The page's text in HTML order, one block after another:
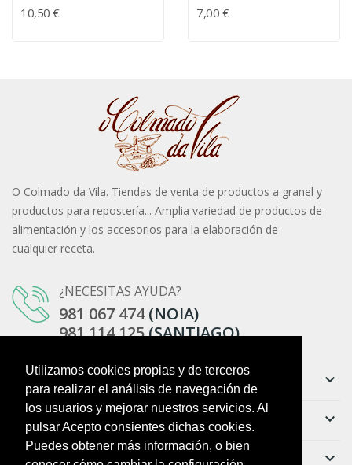
Utilizamos cookies propias y de terceros
para realizar el análisis de navegación de
los usuarios y mejorar nuestros servicios. Al
pulsar Acepto consientes dichas cookies.
Puedes obtener más información, o bien
10,50 € 7,00 €
O Colmado da Vila. Tiendas de venta de productos a granel y
productos para repostería... Amplia variedad de productos de
alimentación y los accesorios para la elaboración de
cualquier receta.
¿NECESITAS AYUDA?
981 067 474(NOIA)
981 114 125(SANTIAGO)
Información keyboard_arrow_down
Ayuda keyboard_arrow_down
Boletín keyboard_arrow_down